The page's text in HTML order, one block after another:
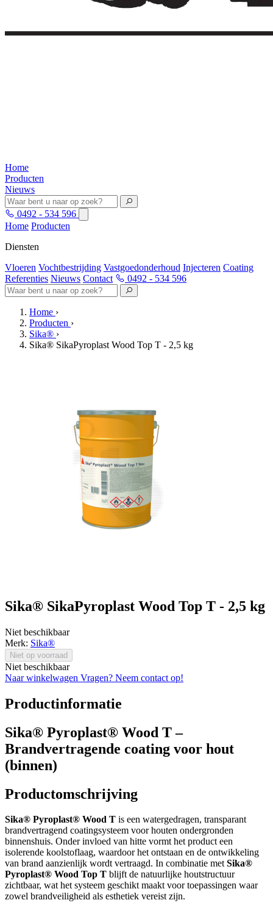
Home
Producten
Nieuws
0492 - 534 596
Home Producten
Diensten
Vloeren Vochtbestrijding Vastgoedonderhoud Injecteren Coating
Referenties Nieuws Contact 0492 - 534 596
Home ›
Producten ›
Sika® ›
Sika® SikaPyroplast Wood Top T - 2,5 kg
Sika® SikaPyroplast Wood Top T - 2,5 kg
Niet beschikbaar
Merk: Sika®
Niet op voorraad
Niet beschikbaar
Naar winkelwagen Vragen? Neem contact op!
Productinformatie
Sika® Pyroplast® Wood T –
Brandvertragende coating voor hout
(binnen)
Productomschrijving
Sika® Pyroplast® Wood T is een watergedragen, transparant
brandvertragend coatingsysteem voor houten ondergronden
binnenshuis. Onder invloed van hitte vormt het product een
isolerende koolstoflaag, waardoor het ontstaan en de ontwikkeling
van brand aanzienlijk wordt vertraagd. In combinatie metSika®
Pyroplast® Wood Top T blijft de natuurlijke houtstructuur
zichtbaar, wat het systeem geschikt maakt voor toepassingen waar
zowel brandveiligheid als esthetiek vereist zijn.